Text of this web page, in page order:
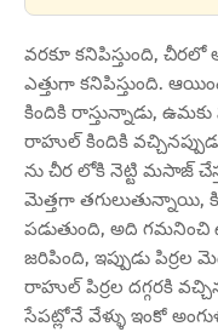
వరకూ కనిపిస్తుంది, చీరలో
ఎత్తుగా కనిపిస్తుంది.
కిందికి రాస్తున్నాడు,
రాహుల్ కిందికి
ను చీర లోకి నెట్టి మసాజ్
మెత్తగా తగులుతున్నాయి,
పడుతుంది, అది గమనించి
జరిపింది, ఇప్పుడు పిర్రల
రాహుల్ పిర్రల దగ్గరకి
సేపట్లోనే వేళ్ళు ఇంకో